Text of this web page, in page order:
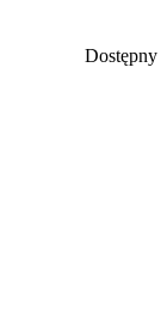
Dostępny